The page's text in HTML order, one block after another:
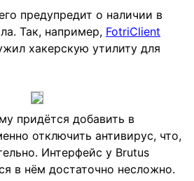
предупредит о наличии в
Так, например, FotriClient
хакерскую утилиту для
придётся добавить в
отключить антивирус, что,
Интерфейс у Brutus
в нём достаточно несложно.